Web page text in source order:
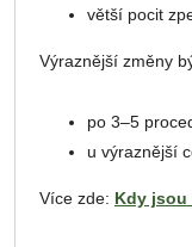
větší pocit
Výraznější změny
po 3–5
u výraznější
Více zde: Kdy jsou